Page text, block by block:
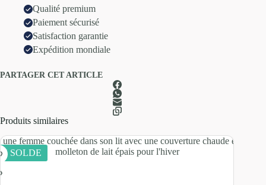
Qualité premium
Paiement sécurisé
Satisfaction garantie
Expédition mondiale
PARTAGER CET ARTICLE
Produits similaires
SOLDE